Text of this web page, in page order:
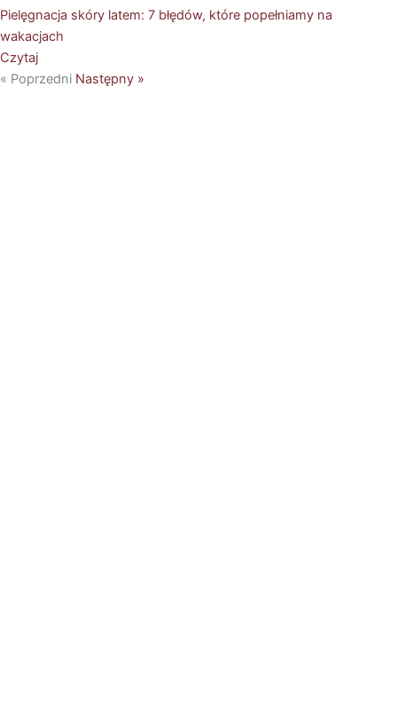
Pielęgnacja skóry latem: 7 błędów, które popełniamy na
wakacjach
Czytaj
« Poprzedni Następny »